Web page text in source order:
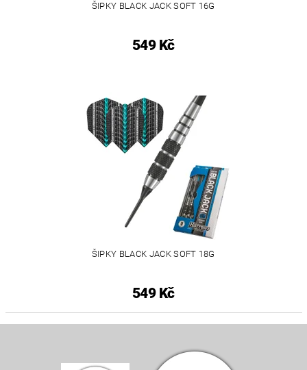
ŠIPKY BLACK JACK SOFT 16G
549 Kč
ŠIPKY BLACK JACK SOFT 18G
549 Kč